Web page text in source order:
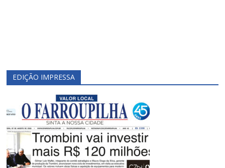
EDIÇÃO IMPRESSA